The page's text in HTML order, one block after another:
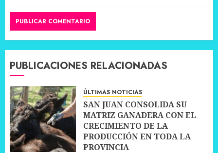
PUBLICACIONES RELACIONADAS
ÚLTIMAS NOTICIAS
SAN JUAN CONSOLIDA SU
MATRIZ GANADERA CON EL
CRECIMIENTO DE LA
PRODUCCIÓN EN TODA LA
PROVINCIA